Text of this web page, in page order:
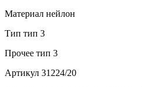
Материал нейлон
Тип тип 3
Прочее тип 3
Артикул 31224/20